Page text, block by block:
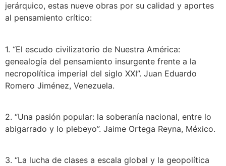
jerárquico, estas nueve obras por su calidad y aportes
al pensamiento crítico:
1. “El escudo civilizatorio de Nuestra América:
genealogía del pensamiento insurgente frente a la
necropolítica imperial del siglo XXI”. Juan Eduardo
Romero Jiménez, Venezuela.
2. “Una pasión popular: la soberanía nacional, entre lo
abigarrado y lo plebeyo”. Jaime Ortega Reyna, México.
3. “La lucha de clases a escala global y la geopolítica